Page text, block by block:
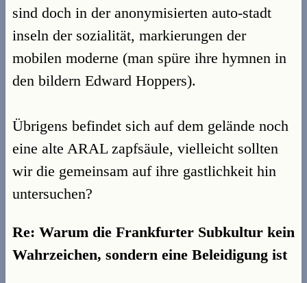
sind doch in der anonymisierten auto-stadt
inseln der sozialität, markierungen der
mobilen moderne (man spüre ihre hymnen in
den bildern Edward Hoppers).
Übrigens befindet sich auf dem gelände noch
eine alte ARAL zapfsäule, vielleicht sollten
wir die gemeinsam auf ihre gastlichkeit hin
untersuchen?
Re: Warum die Frankfurter Subkultur kein
Wahrzeichen, sondern eine Beleidigung ist